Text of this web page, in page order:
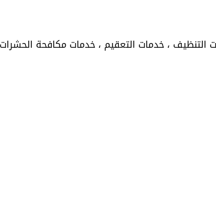
، خدمات التعقيم ، خدمات مكافحة